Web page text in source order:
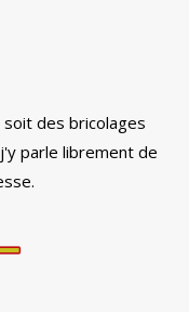
des bricolages
parle librement de